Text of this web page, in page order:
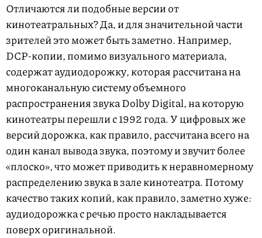
Отличаются ли подобные версии от
кинотеатральных? Да, и для значительной части
зрителей это может быть заметно. Например,
DCP-копии, помимо визуального материала,
содержат аудиодорожку, которая рассчитана на
многоканальную систему объемного
распространения звука Dolby Digital, на которую
кинотеатры перешли с 1992 года. У цифровых же
версий дорожка, как правило, рассчитана всего на
один канал вывода звука, поэтому и звучит более
«плоско», что может приводить к неравномерному
распределению звука в зале кинотеатра. Потому
качество таких копий, как правило, заметно хуже:
аудиодорожка с речью просто накладывается
поверх оригинальной.